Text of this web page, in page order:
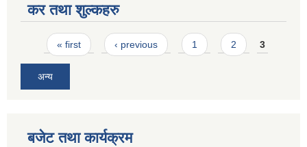
कर तथा शुल्कहरु
Pages
« first ‹ previous 1 2 3
अन्य
बजेट तथा कार्यक्रम